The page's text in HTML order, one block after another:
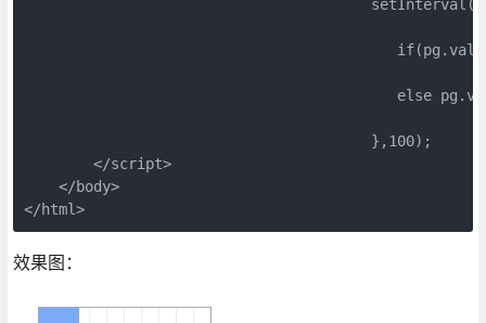
        </script>
    </body>
</html>
效果图：